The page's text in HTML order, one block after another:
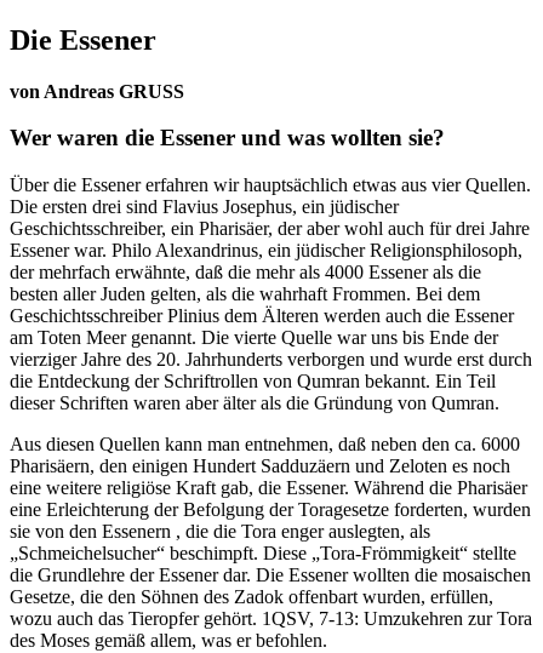
Die Essener
von Andreas GRUSS
Wer waren die Essener und was wollten sie?
Über die Essener erfahren wir hauptsächlich etwas aus vier Quellen.
Die ersten drei sind Flavius Josephus, ein jüdischer
Geschichtsschreiber, ein Pharisäer, der aber wohl auch für drei Jahre
Essener war. Philo Alexandrinus, ein jüdischer Religionsphilosoph,
der mehrfach erwähnte, daß die mehr als 4000 Essener als die
besten aller Juden gelten, als die wahrhaft Frommen. Bei dem
Geschichtsschreiber Plinius dem Älteren werden auch die Essener
am Toten Meer genannt. Die vierte Quelle war uns bis Ende der
vierziger Jahre des 20. Jahrhunderts verborgen und wurde erst durch
die Entdeckung der Schriftrollen von Qumran bekannt. Ein Teil
dieser Schriften waren aber älter als die Gründung von Qumran.
Aus diesen Quellen kann man entnehmen, daß neben den ca. 6000
Pharisäern, den einigen Hundert Sadduzäern und Zeloten es noch
eine weitere religiöse Kraft gab, die Essener. Während die Pharisäer
eine Erleichterung der Befolgung der Toragesetze forderten, wurden
sie von den Essenern , die die Tora enger auslegten, als
„Schmeichelsucher“ beschimpft. Diese „Tora-Frömmigkeit“ stellte
die Grundlehre der Essener dar. Die Essener wollten die mosaischen
Gesetze, die den Söhnen des Zadok offenbart wurden, erfüllen,
wozu auch das Tieropfer gehört. 1QSV, 7-13: Umzukehren zur Tora
des Moses gemäß allem, was er befohlen.